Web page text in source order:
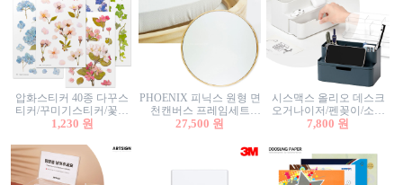
압화스티커 40종 다꾸스
티커/꾸미기스티커/꽃스
티커/압화꽃책갈피/팬시
1,230 원
PHOENIX 피닉스 원형 면
천캔버스 프레임세트
30cm/원형캔버스/플로팅
27,500 원
시스맥스 올리오 데스크
오거나이저/펜꽂이/소품
꽂이/소품함/정리함/수납
7,800 원